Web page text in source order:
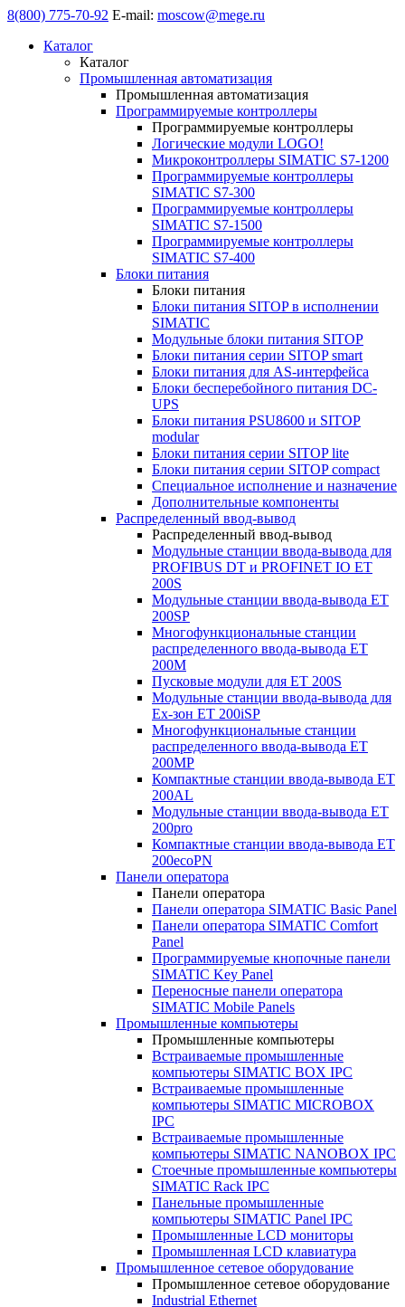
8(800) 775-70-92 E-mail: moscow@mege.ru
Каталог
Каталог
Промышленная автоматизация
Промышленная автоматизация
Программируемые контроллеры
Программируемые контроллеры
Логические модули LOGO!
Микроконтроллеры SIMATIC S7-1200
Программируемые контроллеры
SIMATIC S7-300
Программируемые контроллеры
SIMATIC S7-1500
Программируемые контроллеры
SIMATIC S7-400
Блоки питания
Блоки питания
Блоки питания SITOP в исполнении
SIMATIC
Модульные блоки питания SITOP
Блоки питания серии SITOP smart
Блоки питания для AS-интерфейса
Блоки бесперебойного питания DC-
UPS
Блоки питания PSU8600 и SITOP
modular
Блоки питания серии SITOP lite
Блоки питания серии SITOP compact
Специальное исполнение и назначение
Дополнительные компоненты
Распределенный ввод-вывод
Распределенный ввод-вывод
Модульные станции ввода-вывода для
PROFIBUS DT и PROFINET IO ET
200S
Модульные станции ввода-вывода ET
200SP
Многофункциональные станции
распределенного ввода-вывода ET
200M
Пусковые модули для ET 200S
Модульные станции ввода-вывода для
Ex-зон ET 200iSP
Многофункциональные станции
распределенного ввода-вывода ET
200MP
Компактные станции ввода-вывода ET
200AL
Модульные станции ввода-вывода ET
200pro
Компактные станции ввода-вывода ET
200ecoPN
Панели оператора
Панели оператора
Панели оператора SIMATIC Basic Panel
Панели оператора SIMATIC Comfort
Panel
Программируемые кнопочные панели
SIMATIC Key Panel
Переносные панели оператора
SIMATIC Mobile Panels
Промышленные компьютеры
Промышленные компьютеры
Встраиваемые промышленные
компьютеры SIMATIC BOX IPC
Встраиваемые промышленные
компьютеры SIMATIC MICROBOX
IPC
Встраиваемые промышленные
компьютеры SIMATIC NANOBOX IPC
Стоечные промышленные компьютеры
SIMATIC Rack IPC
Панельные промышленные
компьютеры SIMATIC Panel IPC
Промышленные LCD мониторы
Промышленная LCD клавиатура
Промышленное сетевое оборудование
Промышленное сетевое оборудование
Industrial Ethernet